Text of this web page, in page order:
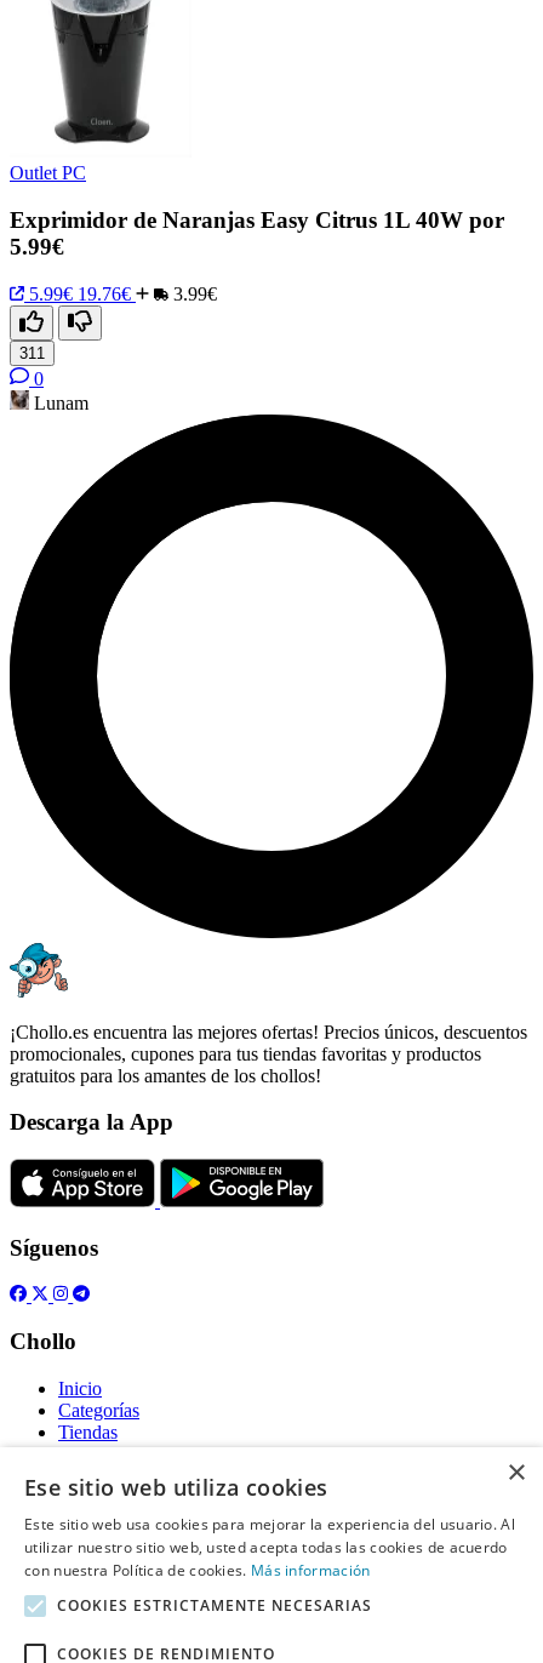
Outlet PC
Exprimidor de Naranjas Easy Citrus 1L 40W por
5.99€
5.99€ 19.76€ 3.99€
311
0
Lunam
¡Chollo.es encuentra las mejores ofertas! Precios únicos, descuentos
promocionales, cupones para tus tiendas favoritas y productos
gratuitos para los amantes de los chollos!
Descarga la App
Síguenos
Chollo
Inicio
Categorías
Tiendas
Gratis
Acerca de
Sobre nosotros
Contacto
Información legal
×
Ese sitio web utiliza cookies
Este sitio web usa cookies para mejorar la experiencia del usuario. Al
utilizar nuestro sitio web, usted acepta todas las cookies de acuerdo
con nuestra Política de cookies. Más información
COOKIES ESTRICTAMENTE NECESARIAS
COOKIES DE RENDIMIENTO